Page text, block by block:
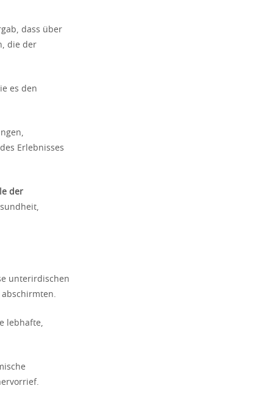
dass über
die der
es den
Erlebnisses
der
unterirdischen
lebhafte,